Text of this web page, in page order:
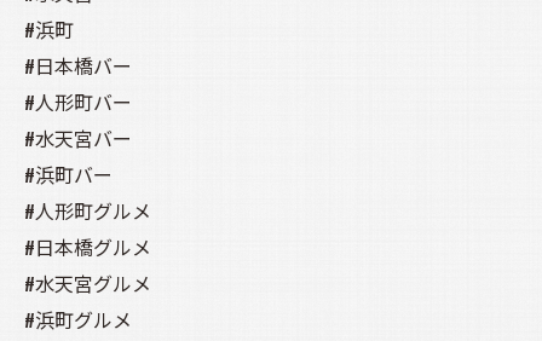
#浜町
#日本橋バー
#人形町バー
#水天宮バー
#浜町バー
#人形町グルメ
#日本橋グルメ
#水天宮グルメ
#浜町グルメ